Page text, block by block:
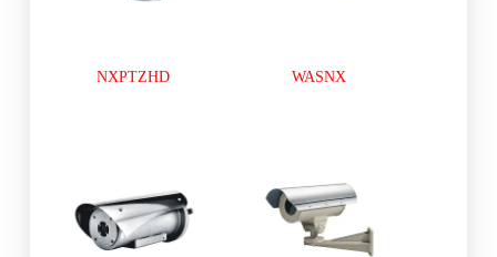
WASNX
NXPTZHD